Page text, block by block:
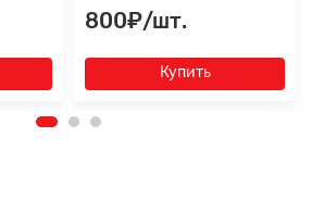
800₽/шт.
Купить